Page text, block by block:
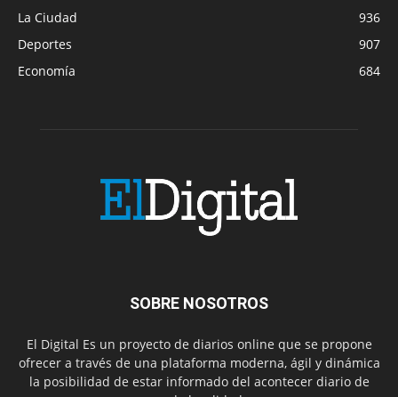
La Ciudad
936
Deportes
907
Economía
684
SOBRE NOSOTROS
El Digital Es un proyecto de diarios online que se propone
ofrecer a través de una plataforma moderna, ágil y dinámica
la posibilidad de estar informado del acontecer diario de